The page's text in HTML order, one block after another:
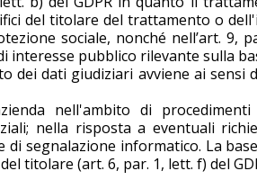
del titolare del trattamento o
sociale, nonché nell’art.
interesse pubblico rilevante sulla
dei dati giudiziari avviene ai sensi
nell'ambito di
nella risposta a eventuali
di segnalazione informatico. La
titolare (art. 6, par. 1, lett. f) del